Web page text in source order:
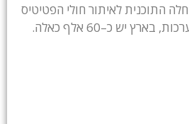
התוכנית לאיתור חולי הפטיטיס
יש כ–60 אלף כאלה.